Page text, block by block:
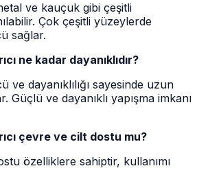
ve kauçuk gibi çeşitli
Çok çeşitli yüzeylerde
sağlar.
ne kadar dayanıklıdır?
ve dayanıklılığı sayesinde uzun
Güçlü ve dayanıklı yapışma imkanı
çevre ve cilt dostu mu?
özelliklere sahiptir, kullanımı